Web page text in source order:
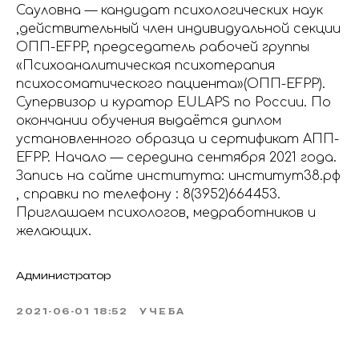
Сауловна — кандидат психологических наук
,действительный член индивидуальной секции
ОПП-EFPP, председатель рабочей группы
«Психоаналитическая психотерапия
психосоматического пациента»(ОПП-EFPP).
Супервизор и куратор EULAPS по России. По
окончании обучения выдаётся диплом
установленного образца и сертификат АПП-
EFPP. Начало — середина сентября 2021 года.
Запись на сайте института: институт38.рф
, справки по телефону : 8(3952)664453.
Приглашаем психологов, медработников и
желающих.
Администратор
2021-06-01 18:52 УЧЕБА